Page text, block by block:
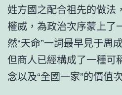
姓方國之配合祖先的做法
權威，為政治次序蒙上了
然“天命”一詞最早見于周
但商人已經構成了一種可
念以及“全國一家”的價值